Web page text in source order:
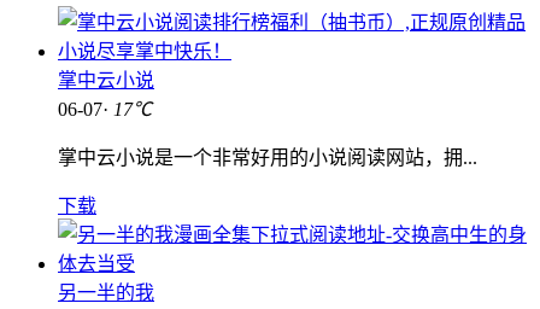
掌中云小说
06-07· 17℃
掌中云小说是一个非常好用的小说阅读网站，拥...
下载
另一半的我